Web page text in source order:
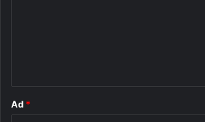
Ad *